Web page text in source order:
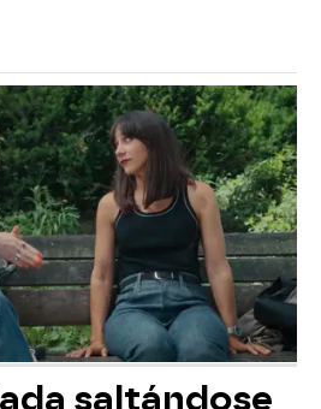
saltándose